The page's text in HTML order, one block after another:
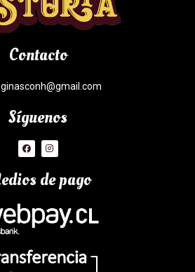
Contacto
Síguenos
de pago